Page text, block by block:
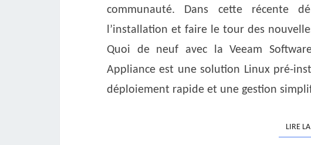
communauté. Dans cette récente
l’installation et faire le tour des
Quoi de neuf avec la Veeam
Appliance est une solution Linux pré-
déploiement rapide et une gestion
LIRE